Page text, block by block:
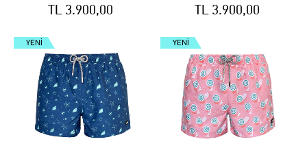
TL 3.900,00 TL 3.900,00
YENI YENI